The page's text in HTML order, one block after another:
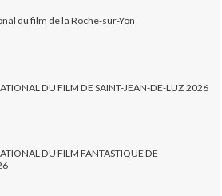
du film de la Roche-sur-Yon
DU FILM DE SAINT-JEAN-DE-LUZ 2026
DU FILM FANTASTIQUE DE